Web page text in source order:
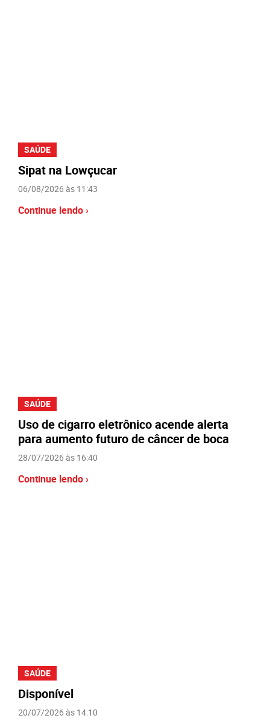
SAÚDE
Sipat na Lowçucar
06/08/2026 às 11:43
Continue lendo ›
SAÚDE
Uso de cigarro eletrônico acende alerta
para aumento futuro de câncer de boca
28/07/2026 às 16:40
Continue lendo ›
SAÚDE
Disponível
20/07/2026 às 14:10